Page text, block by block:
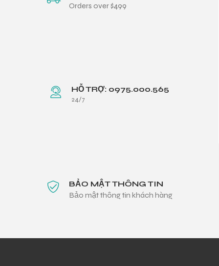
Orders over $499
HỖ TRỢ: 0975.000.565
24/7
BẢO MẬT THÔNG TIN
Bảo mật thông tin khách hàng